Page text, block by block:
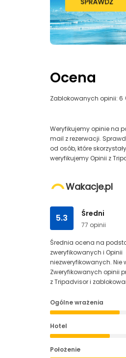
Ocena
Zablokowanych opinii: 6
Weryfikujemy opinie na
mail z rezerwacji.
od osób, które
weryfikujemy Opinii z
Wakacje.pl
5.3 Średni
77 opinii
Średnia ocena na
zweryfikowanych i Opinii
niezweryfikowanych. Nie
Zweryfikowanych opinii
z Tripadvisor i
Ogólne wrażenia
Hotel
Położenie